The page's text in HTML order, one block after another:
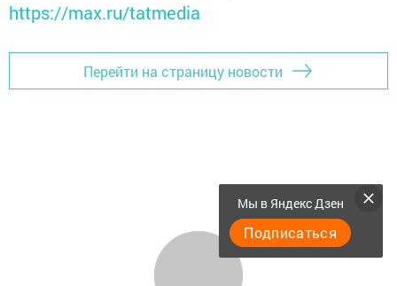
https://max.ru/tatmedia
Перейти на страницу новости
Мы в Яндекс Дзен
Подписаться